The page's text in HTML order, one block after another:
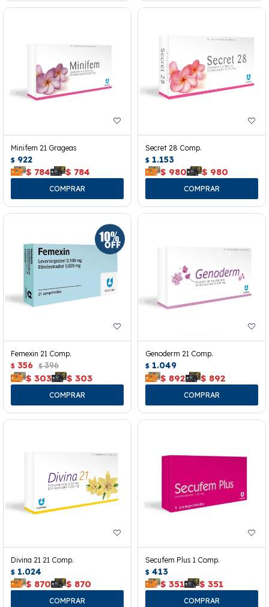
Minifem 21 Grageas
$ 922
$ 784 $ 784
Secret 28 Comp.
$ 1.153
$ 980 $ 980
Femexin 21 Comp.
$ 356 $ 396
$ 303 $ 303
Genoderm 21 Comp.
$ 1.049
$ 892 $ 892
Divina 21 21 Comp.
$ 1.024
$ 870 $ 870
Secufem Plus 1 Comp.
$ 413
$ 351 $ 351